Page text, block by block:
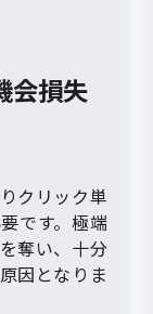
会損失
クリック単
です。極端
奪い、十分
因となりま